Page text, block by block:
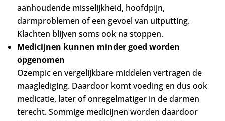
aanhoudende misselijkheid, hoofdpijn,
darmproblemen of een gevoel van uitputting.
Klachten blijven soms ook na stoppen.
Medicijnen kunnen minder goed worden
opgenomen
Ozempic en vergelijkbare middelen vertragen de
maaglediging. Daardoor komt voeding en dus ook
medicatie, later of onregelmatiger in de darmen
terecht. Sommige medicijnen worden daardoor